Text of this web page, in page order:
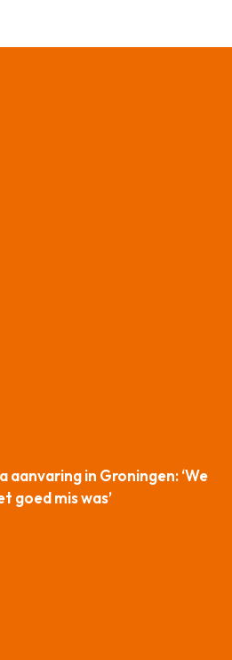
aanvaring in Groningen: ‘We
goed mis was’